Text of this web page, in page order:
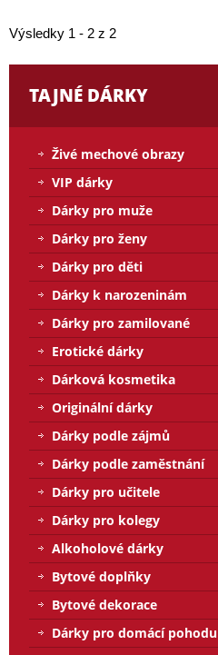
Výsledky 1 - 2 z 2
TAJNÉ DÁRKY
Živé mechové obrazy
VIP dárky
Dárky pro muže
Dárky pro ženy
Dárky pro děti
Dárky k narozeninám
Dárky pro zamilované
Erotické dárky
Dárková kosmetika
Originální dárky
Dárky podle zájmů
Dárky podle zaměstnání
Dárky pro učitele
Dárky pro kolegy
Alkoholové dárky
Bytové doplňky
Bytové dekorace
Dárky pro domácí pohodu